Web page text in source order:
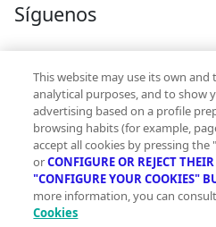
Síguenos
Contacto
hola@vivegreen.com
Aviso Legal
Condiciones de uso
This website may use its own
analytical purposes, and to show
advertising based on a profile
browsing habits (for example,
accept all cookies by pressing
orCONFIGURE OR REJECT
"CONFIGURE YOUR COOKIES"
more information, you can
Cookies